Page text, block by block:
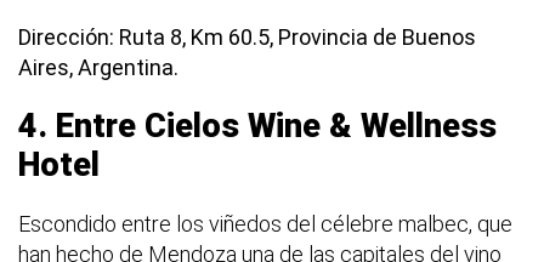
Dirección: Ruta 8, Km 60.5, Provincia de Buenos
Aires, Argentina.
4. Entre Cielos Wine & Wellness
Hotel
Escondido entre los viñedos del célebre malbec, que
han hecho de Mendoza una de las capitales del vino